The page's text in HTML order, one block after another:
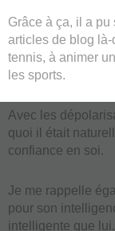
Grâce à ça, il a pu
articles de blog là-
tennis, à animer
les sports.
Avec les
quoi il était
confiance en soi.
Je me rappelle
pour son
intelligente que